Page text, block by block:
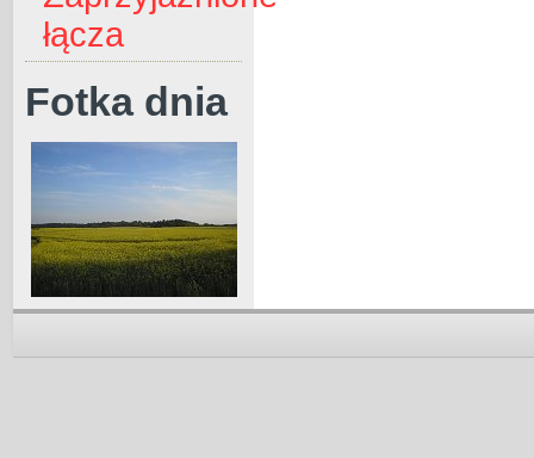
łącza
Fotka dnia